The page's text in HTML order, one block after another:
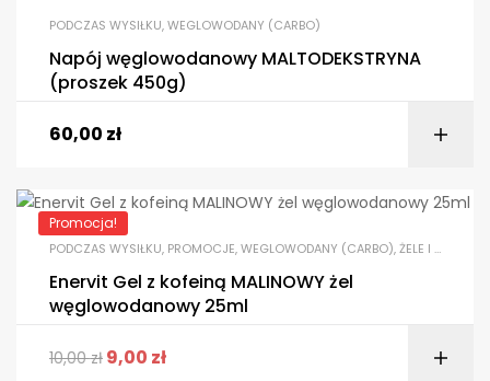
PODCZAS WYSIŁKU,WEGLOWODANY (CARBO)
Napój węglowodanowy MALTODEKSTRYNA
(proszek 450g)
60,00 zł
Promocja!
PODCZAS WYSIŁKU, PROMOCJE,WEGLOWODANY (CARBO),ŻELE I KONCENTRATY
Enervit Gel z kofeiną MALINOWY żel
węglowodanowy 25ml
10,00zł 9,00 zł